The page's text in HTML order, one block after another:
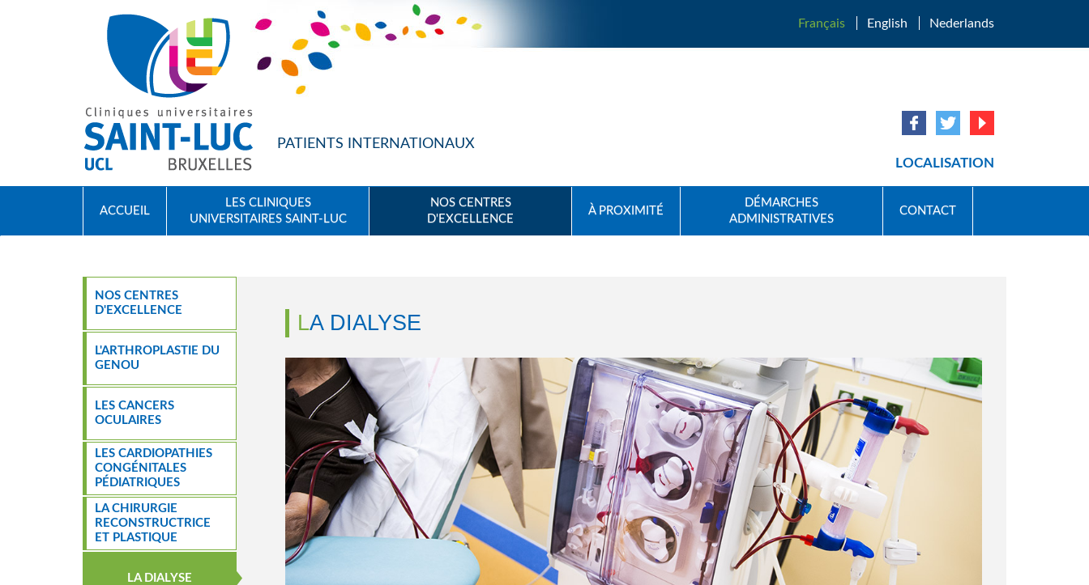
PATIENTS INTERNATIONAUX
Français English Nederlands
LOCALISATION
ACCUEIL
LES CLINIQUES
UNIVERSITAIRES SAINT-LUC
NOS CENTRES
D'EXCELLENCE
À PROXIMITÉ
DÉMARCHES
ADMINISTRATIVES
CONTACT
NOS CENTRES
D'EXCELLENCE
L'ARTHROPLASTIE DU
GENOU
LES CANCERS
OCULAIRES
LES CARDIOPATHIES
CONGÉNITALES
PÉDIATRIQUES
LA CHIRURGIE
RECONSTRUCTRICE
ET PLASTIQUE
LA DIALYSE
LA DIALYSE